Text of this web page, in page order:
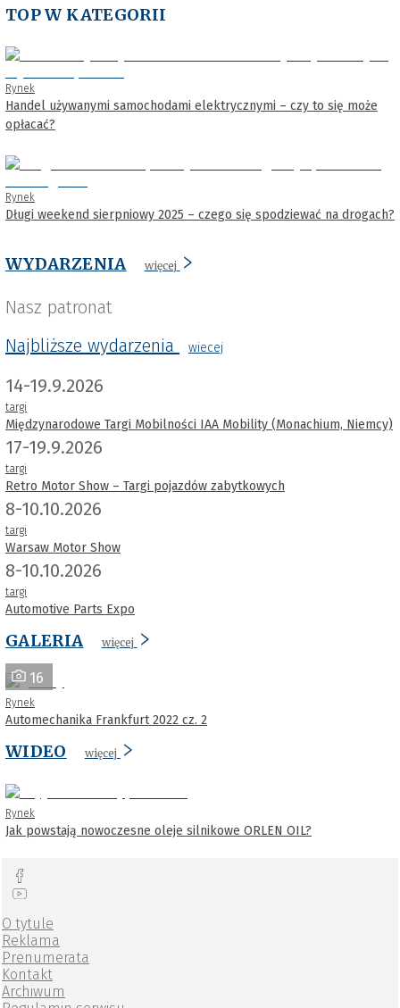
TOP W KATEGORII
Rynek
Handel używanymi samochodami elektrycznymi – czy to się może
opłacać?
Rynek
Długi weekend sierpniowy 2025 – czego się spodziewać na drogach?
WYDARZENIA więcej
Nasz patronat
Najbliższe wydarzenia
wiecej
14-19.9.2026
targi
Międzynarodowe Targi Mobilności IAA Mobility (Monachium, Niemcy)
17-19.9.2026
targi
Retro Motor Show – Targi pojazdów zabytkowych
8-10.10.2026
targi
Warsaw Motor Show
8-10.10.2026
targi
Automotive Parts Expo
GALERIA więcej
16
Rynek
Automechanika Frankfurt 2022 cz. 2
WIDEO więcej
Rynek
Jak powstają nowoczesne oleje silnikowe ORLEN OIL?
O tytule
Reklama
Prenumerata
Kontakt
Archiwum